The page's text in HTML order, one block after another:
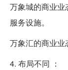
万象城的商业
服务设施。
万象汇的商业业
4. 布局不同 ：